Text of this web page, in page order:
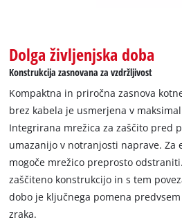
Dolga življenjska doba
Konstrukcija zasnovana za vzdržljivost
Kompaktna in priročna zasnova
brez kabela je usmerjena v
Integrirana mrežica za zaščito pred
umazanijo v notranjosti naprave. Za
mogoče mrežico preprosto
zaščiteno konstrukcijo in s tem
dobo je ključnega pomena
zraka.